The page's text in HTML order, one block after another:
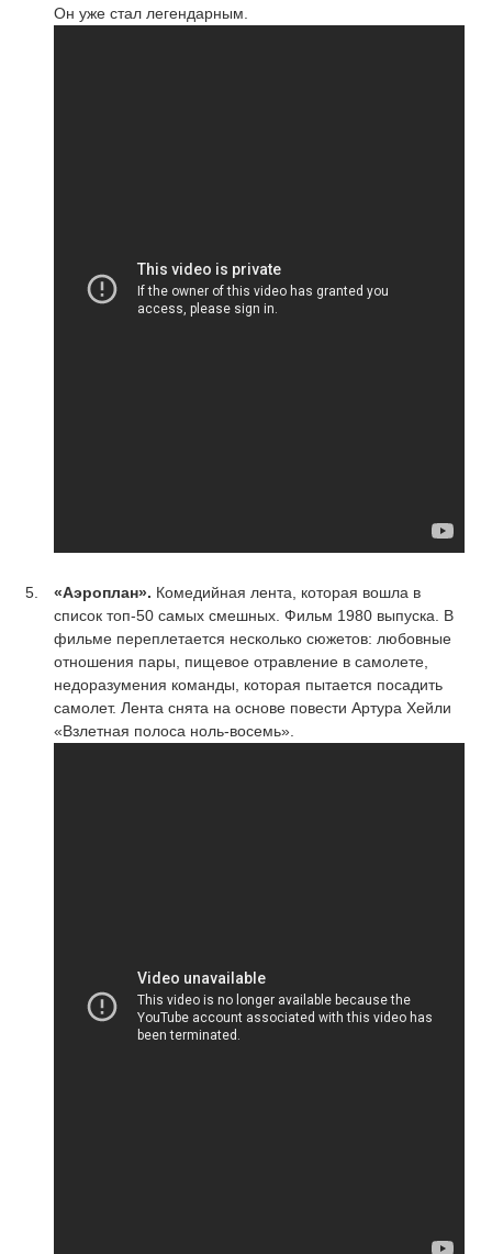
Он уже стал легендарным.
«Аэроплан». Комедийная лента, которая вошла в
список топ-50 самых смешных. Фильм 1980 выпуска. В
фильме переплетается несколько сюжетов: любовные
отношения пары, пищевое отравление в самолете,
недоразумения команды, которая пытается посадить
самолет. Лента снята на основе повести Артура Хейли
«Взлетная полоса ноль-восемь».